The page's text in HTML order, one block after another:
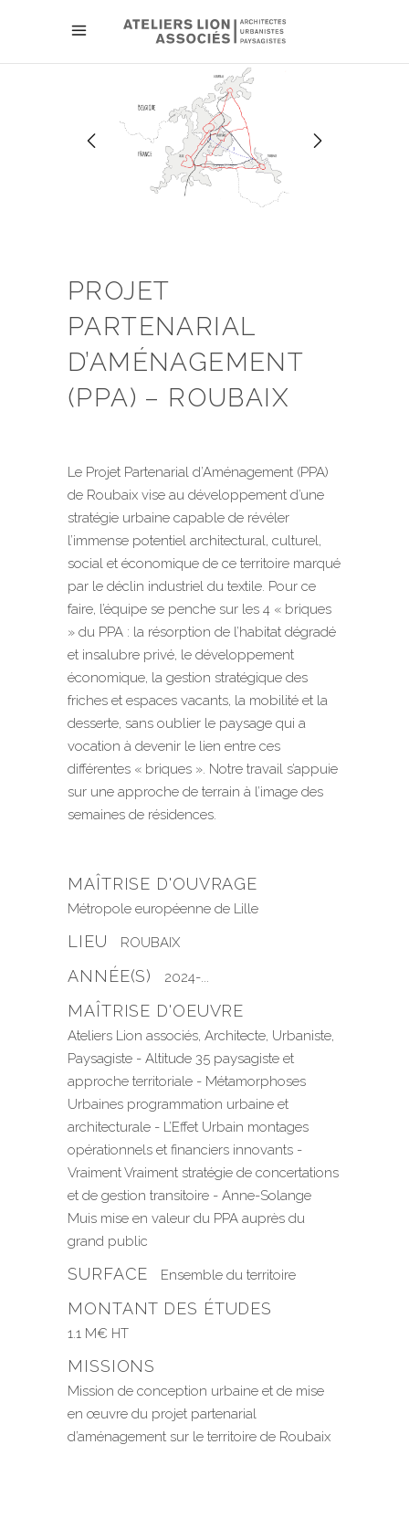
PROJET
PARTENARIAL
D’AMÉNAGEMENT
(PPA) – ROUBAIX
Le Projet Partenarial d’Aménagement (PPA)
de Roubaix vise au développement d’une
stratégie urbaine capable de révéler
l’immense potentiel architectural, culturel,
social et économique de ce territoire marqué
par le déclin industriel du textile. Pour ce
faire, l’équipe se penche sur les 4 « briques
» du PPA : la résorption de l’habitat dégradé
et insalubre privé, le développement
économique, la gestion stratégique des
friches et espaces vacants, la mobilité et la
desserte, sans oublier le paysage qui a
vocation à devenir le lien entre ces
différentes « briques ». Notre travail s’appuie
sur une approche de terrain à l’image des
semaines de résidences.
MAÎTRISE D'OUVRAGE
Métropole européenne de Lille
LIEU ROUBAIX
ANNÉE(S) 2024-...
MAÎTRISE D'OEUVRE
Ateliers Lion associés, Architecte, Urbaniste,
Paysagiste - Altitude 35 paysagiste et
approche territoriale - Métamorphoses
Urbaines programmation urbaine et
architecturale - L’Effet Urbain montages
opérationnels et financiers innovants -
Vraiment Vraiment stratégie de concertations
et de gestion transitoire - Anne-Solange
Muis mise en valeur du PPA auprès du
grand public
SURFACE Ensemble du territoire
MONTANT DES ÉTUDES
1.1 M€ HT
MISSIONS
Mission de conception urbaine et de mise
en œuvre du projet partenarial
d’aménagement sur le territoire de Roubaix